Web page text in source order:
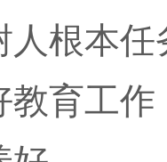
人根本
教育工